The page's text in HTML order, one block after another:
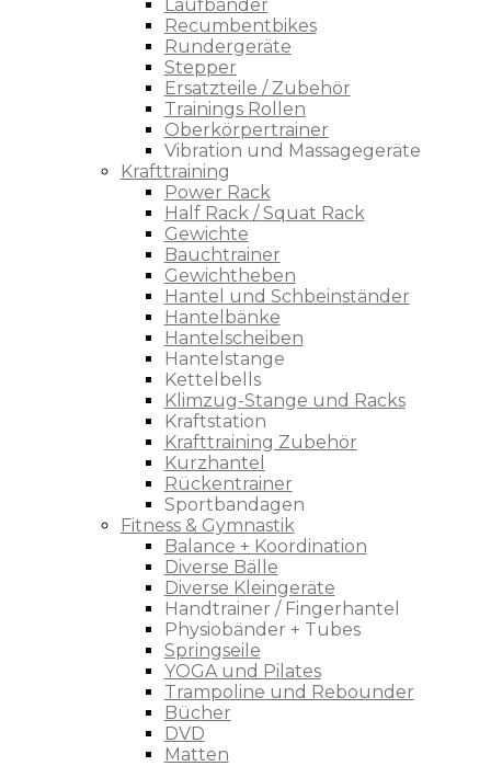
Laufbänder
Recumbentbikes
Rundergeräte
Stepper
Ersatzteile / Zubehör
Trainings Rollen
Oberkörpertrainer
Vibration und Massagegeräte
Krafttraining
Power Rack
Half Rack / Squat Rack
Gewichte
Bauchtrainer
Gewichtheben
Hantel und Schbeinständer
Hantelbänke
Hantelscheiben
Hantelstange
Kettelbells
Klimzug-Stange und Racks
Kraftstation
Krafttraining Zubehör
Kurzhantel
Rückentrainer
Sportbandagen
Fitness & Gymnastik
Balance + Koordination
Diverse Bälle
Diverse Kleingeräte
Handtrainer / Fingerhantel
Physiobänder + Tubes
Springseile
YOGA und Pilates
Trampoline und Rebounder
Bücher
DVD
Matten